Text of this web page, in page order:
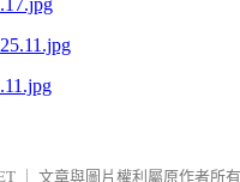
文章與圖片權利屬原作者所有